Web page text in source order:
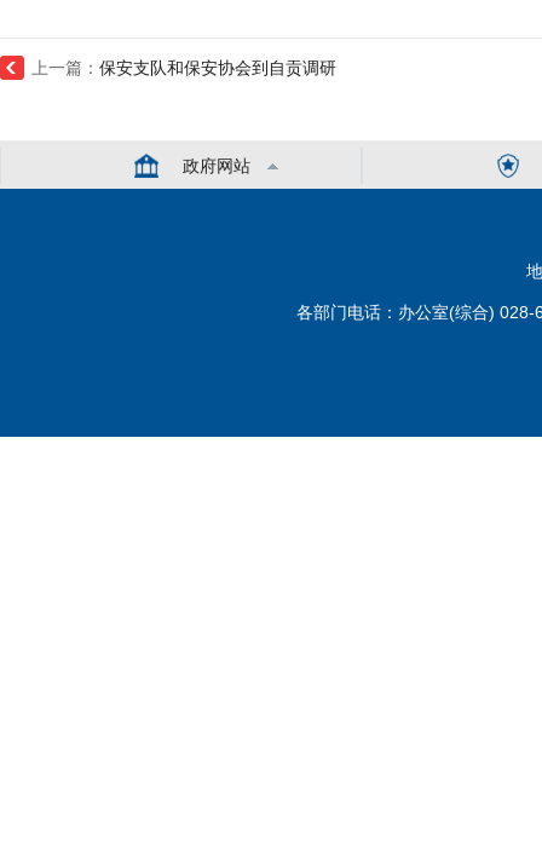
上一篇： 保安支队和保安协会到自贡调研
政府网站
各部门电话：办公室(综合)